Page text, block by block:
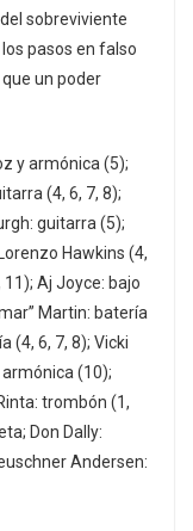
sobreviviente
pasos en falso
un poder
y armónica (5);
(4, 6, 7, 8);
guitarra (5);
Hawkins (4,
Aj Joyce: bajo
Martin: batería
(4, 6, 7, 8); Vicki
armónica (10);
trombón (1,
Don Dally:
Andersen: